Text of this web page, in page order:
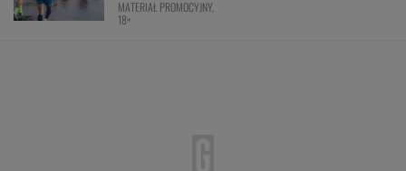
MATERIAŁ PROMOCYJNY,
18+